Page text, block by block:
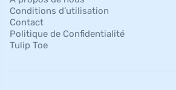
Conditions d’utilisation
Contact
Politique de Confidentialité
Tulip Toe